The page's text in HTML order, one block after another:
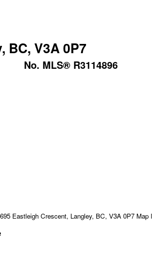
BC, V3A 0P7
No. MLS® R3114896